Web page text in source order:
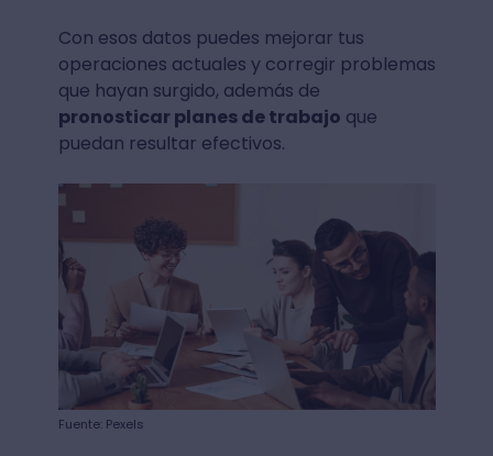
Con esos datos puedes mejorar tus
operaciones actuales y corregir problemas
que hayan surgido, además de
pronosticar planes de trabajo que
puedan resultar efectivos.
Fuente: Pexels